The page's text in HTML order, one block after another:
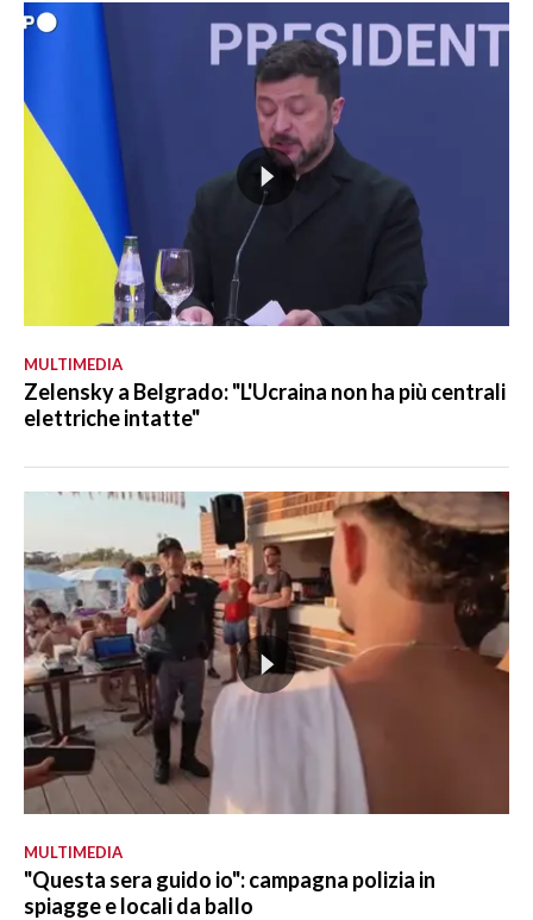
MULTIMEDIA
Zelensky a Belgrado: "L'Ucraina non ha più centrali
elettriche intatte"
MULTIMEDIA
"Questa sera guido io": campagna polizia in
spiagge e locali da ballo